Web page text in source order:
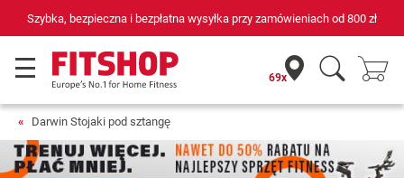
wysyłka przy zamówieniach od 800 zł 69 sklepów fitness i
69x
Darwin Stojaki pod sztangę